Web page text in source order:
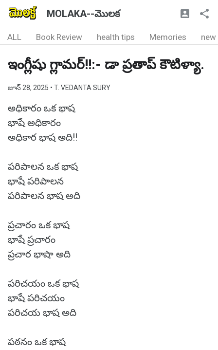
MOLAKA--మొలక
ALL Book Review health tips Memories new
ఇంగ్లీషు గ్లామర్!!:- డా ప్రతాప్ కౌటిళ్యా.
జూన్ 28, 2025 • T. VEDANTA SURY
అధికారం ఒక భాష
భాషే అధికారం
అధికార భాష అది!!
పరిపాలన ఒక భాష
భాషే పరిపాలన
పరిపాలన భాష అది
ప్రచారం ఒక భాష
భాషే ప్రచారం
ప్రచార భాషా అది
పరిచయం ఒక భాష
భాషే పరిచయం
పరిచయ భాష అది
పఠనం ఒక భాష